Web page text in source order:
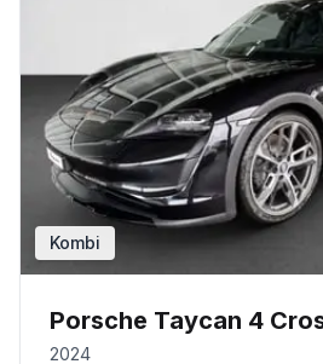
Kombi
Porsche Taycan 4
2024